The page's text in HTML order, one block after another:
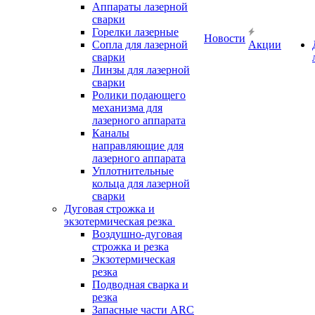
Аппараты лазерной
сварки
Горелки лазерные
Сопла для лазерной
сварки
Линзы для лазерной
сварки
Ролики подающего
механизма для
лазерного аппарата
Каналы
направляющие для
лазерного аппарата
Уплотнительные
кольца для лазерной
сварки
Дуговая строжка и
экзотермическая резка
Воздушно-дуговая
строжка и резка
Экзотермическая
резка
Подводная сварка и
резка
Запасные части ARC
Новости
Акции